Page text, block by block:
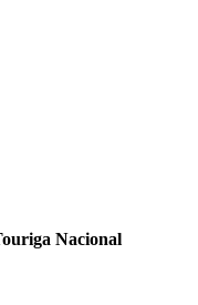
Nacional